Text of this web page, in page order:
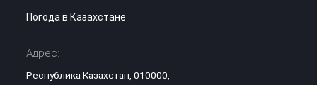
Погода в Казахстане
Адрес:
Республика Казахстан, 010000,